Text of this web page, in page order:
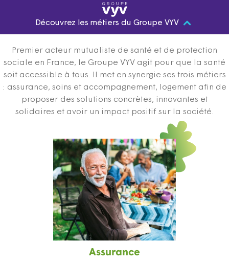
Découvrez les métiers du Groupe VYV
Premier acteur mutualiste de santé et de protection
sociale en France, le Groupe VYV agit pour que la santé
soit accessible à tous. Il met en synergie ses trois métiers
: assurance, soins et accompagnement, logement afin de
proposer des solutions concrètes, innovantes et
solidaires et avoir un impact positif sur la société.
Assurance